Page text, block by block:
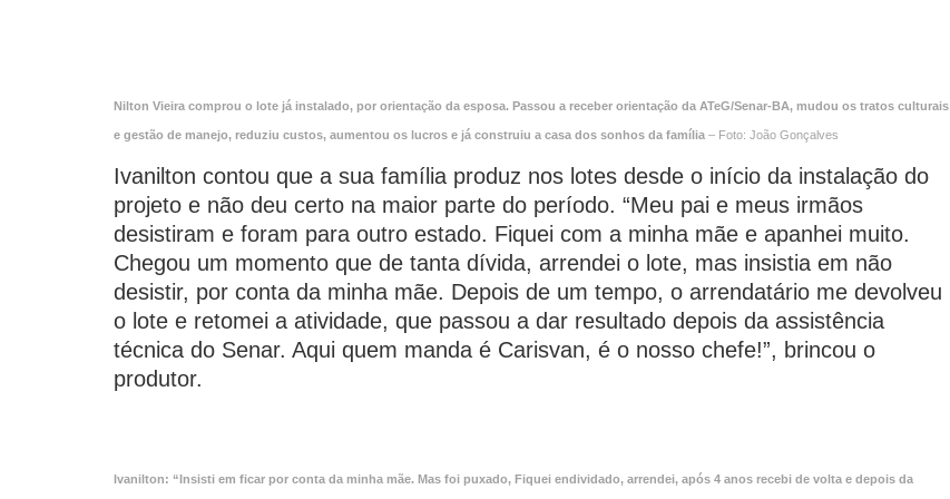
Nilton Vieira comprou o lote já instalado, por orientação da esposa. Passou a receber orientação da ATeG/Senar-BA, mudou os tratos culturais
e gestão de manejo, reduziu custos, aumentou os lucros e já construiu a casa dos sonhos da família – Foto: João Gonçalves
Ivanilton contou que a sua família produz nos lotes desde o início da instalação do
projeto e não deu certo na maior parte do período. “Meu pai e meus irmãos
desistiram e foram para outro estado. Fiquei com a minha mãe e apanhei muito.
Chegou um momento que de tanta dívida, arrendei o lote, mas insistia em não
desistir, por conta da minha mãe. Depois de um tempo, o arrendatário me devolveu
o lote e retomei a atividade, que passou a dar resultado depois da assistência
técnica do Senar. Aqui quem manda é Carisvan, é o nosso chefe!”, brincou o
produtor.
Ivanilton: “Insisti em ficar por conta da minha mãe. Mas foi puxado, Fiquei endividado, arrendei, após 4 anos recebi de volta e depois da